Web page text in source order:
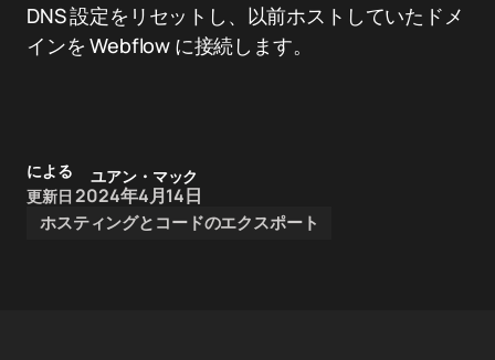
DNS 設定をリセットし、以前ホストしていたドメ
インを Webflow に接続します。
による
ユアン・マック
更新日 2024年4月14日
ホスティングとコードのエクスポート